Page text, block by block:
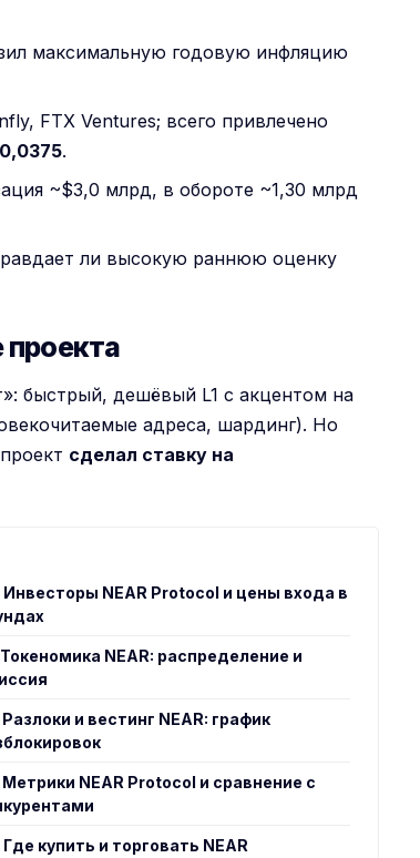
максимальную годовую инфляцию
FTX Ventures; всего привлечено
.
~$3,0 млрд, в обороте ~1,30 млрд
ли высокую раннюю оценку
проекта
быстрый, дешёвый L1 с акцентом на
адреса, шардинг). Но
сделал ставку на
Инвесторы NEAR Protocol и цены входа в
Токеномика NEAR: распределение и
Разлоки и вестинг NEAR: график
Метрики NEAR Protocol и сравнение с
Где купить и торговать NEAR